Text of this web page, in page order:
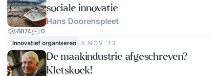
sociale innovatie
Hans Doorenspleet
6074
0
Innovatief organiseren
5 NOV.‘13
De maakindustrie afgeschreven?
Kletskoek!